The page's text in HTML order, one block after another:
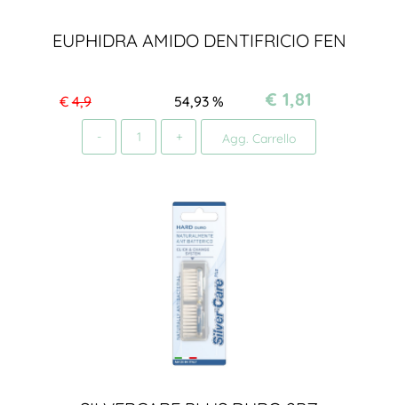
EUPHIDRA AMIDO DENTIFRICIO FEN
€4,9 %
54,93 € 1,81
Agg. Carrello